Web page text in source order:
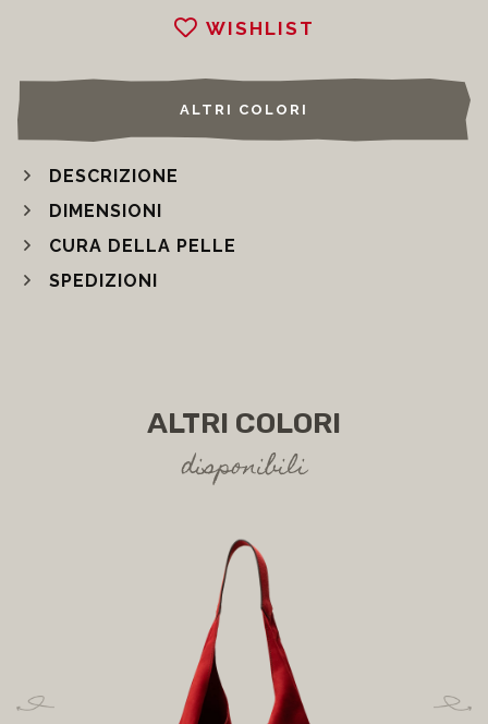
WISHLIST
ALTRI COLORI
DESCRIZIONE
DIMENSIONI
CURA DELLA PELLE
SPEDIZIONI
ALTRI COLORI
disponibili